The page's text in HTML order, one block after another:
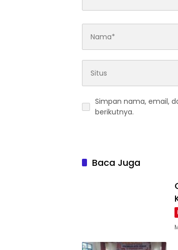
Simpan nama, email,
berikutnya.
Baca Juga